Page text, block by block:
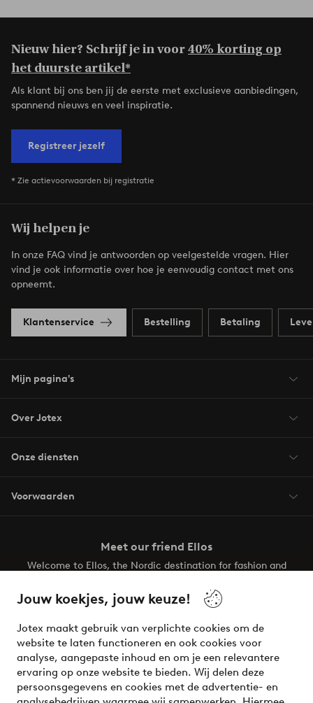
Jouw koekjes, jouw keuze!
Jotex maakt gebruik van verplichte cookies om de
website te laten functioneren en ook cookies voor
analyse, aangepaste inhoud en om je een relevantere
ervaring op onze website te bieden. Wij delen deze
persoonsgegevens en cookies met de advertentie- en
Nieuw hier? Schrijf je in voor40% korting op
het duurste artikel*
Als klant bij ons ben jij de eerste met exclusieve aanbiedingen,
spannend nieuws en veel inspiratie.
Registreer jezelf
* Zie actievoorwaarden bij registratie
Wij helpen je
In onze FAQ vind je antwoorden op veelgestelde vragen. Hier
vind je ook informatie over hoe je eenvoudig contact met ons
opneemt.
Klantenservice Bestelling Betaling
Mijn pagina's
Over Jotex
Onze diensten
Voorwaarden
Meet our friend Ellos
Welcome to Ellos, the Nordic destination for fashion and
your wardrobe. Your next inspiring look is here!
Veilig betalen - Nu betalen of opsplitsen